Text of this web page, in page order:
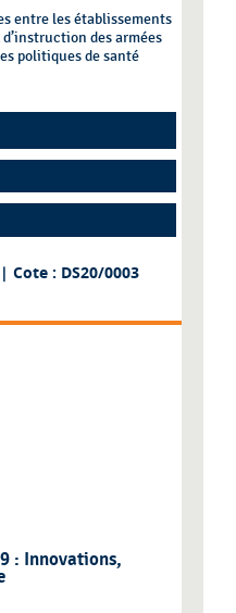
entre les établissements
des armées
politiques de santé
| Cote : DS20/0003
: Innovations,